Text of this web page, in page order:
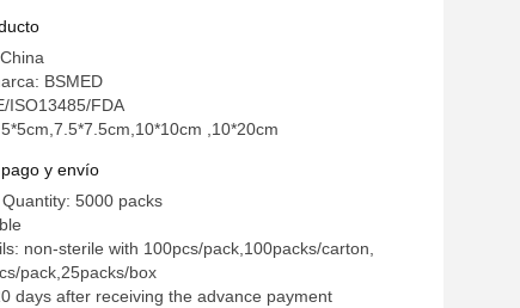
de espuma de espuma de
de espuma de espuma de
de espuma de espuma de
de espuma de espuma
BSMED
ISO13485/FDA
,10*20cm
y envío
5000 packs
non-sterile with 100pcs/pack,100packs/carton,
pack,25packs/box
days after receiving the advance payment